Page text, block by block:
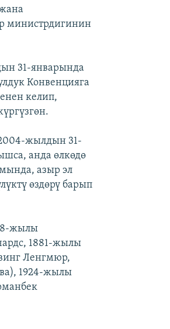
министрдигинин
31-январында
Конвенцияга
келип,
жылдын 31-
анда өлкөдө
азыр эл
өздөрү барып
жылы
1881-жылы
Ленгмюр,
1924-жылы